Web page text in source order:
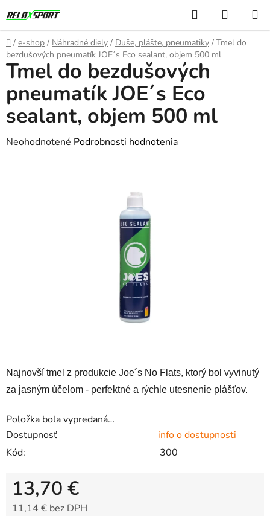
na
obsah
Hľadať
KOŠÍK
Domov
/ e-shop / Náhradné diely / Duše, plášte, pneumatiky / Tmel do
bezdušových pneumatík JOE´s Eco sealant, objem 500 ml
Najnovší tmel z produkcie Joe´s No Flats, ktorý bol vyvinutý
za jasným účelom - perfektné a rýchle utesnenie plášťov.
Položka bola vypredaná…
Dostupnosť
info o dostupnosti
Kód:
300
13,70 €
11,14 € bez DPH
Tmel do bezdušových
pneumatík JOE´s Eco
sealant, objem 500 ml
Priemerné
Neohodnotené Podrobnosti hodnotenia